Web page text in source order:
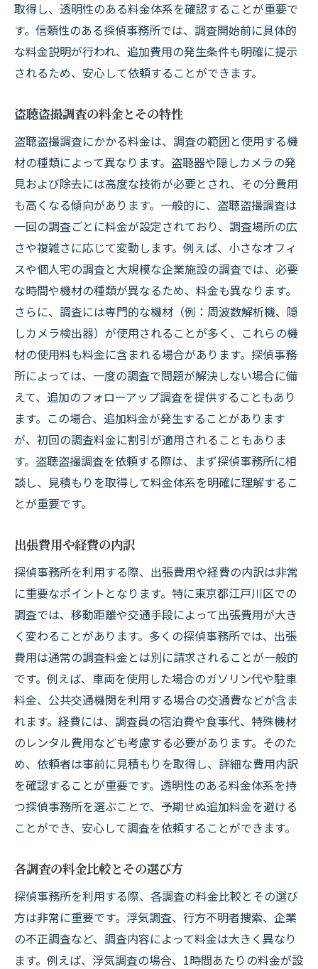
取得し、透明性のある料金体系を確認することが重要で
す。信頼性のある探偵事務所では、調査開始前に具体的
な料金説明が行われ、追加費用の発生条件も明確に提示
されるため、安心して依頼することができます。
盗聴盗撮調査の料金とその特性
盗聴盗撮調査にかかる料金は、調査の範囲と使用する機
材の種類によって異なります。盗聴器や隠しカメラの発
見および除去には高度な技術が必要とされ、その分費用
も高くなる傾向があります。一般的に、盗聴盗撮調査は
一回の調査ごとに料金が設定されており、調査場所の広
さや複雑さに応じて変動します。例えば、小さなオフィ
スや個人宅の調査と大規模な企業施設の調査では、必要
な時間や機材の種類が異なるため、料金も異なります。
さらに、調査には専門的な機材（例：周波数解析機、隠
しカメラ検出器）が使用されることが多く、これらの機
材の使用料も料金に含まれる場合があります。探偵事務
所によっては、一度の調査で問題が解決しない場合に備
えて、追加のフォローアップ調査を提供することもあり
ます。この場合、追加料金が発生することがあります
が、初回の調査料金に割引が適用されることもありま
す。盗聴盗撮調査を依頼する際は、まず探偵事務所に相
談し、見積もりを取得して料金体系を明確に理解するこ
とが重要です。
出張費用や経費の内訳
探偵事務所を利用する際、出張費用や経費の内訳は非常
に重要なポイントとなります。特に東京都江戸川区での
調査では、移動距離や交通手段によって出張費用が大き
く変わることがあります。多くの探偵事務所では、出張
費用は通常の調査料金とは別に請求されることが一般的
です。例えば、車両を使用した場合のガソリン代や駐車
料金、公共交通機関を利用する場合の交通費などが含ま
れます。経費には、調査員の宿泊費や食事代、特殊機材
のレンタル費用なども考慮する必要があります。そのた
め、依頼者は事前に見積もりを取得し、詳細な費用内訳
を確認することが重要です。透明性のある料金体系を持
つ探偵事務所を選ぶことで、予期せぬ追加料金を避ける
ことができ、安心して調査を依頼することができます。
各調査の料金比較とその選び方
探偵事務所を利用する際、各調査の料金比較とその選び
方は非常に重要です。浮気調査、行方不明者捜索、企業
の不正調査など、調査内容によって料金は大きく異なり
ます。例えば、浮気調査の場合、1時間あたりの料金が設